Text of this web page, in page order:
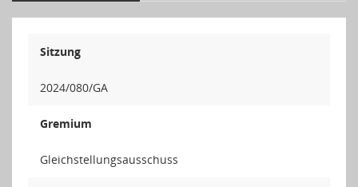
Sitzung
2024/080/GA
Gremium
Gleichstellungsausschuss